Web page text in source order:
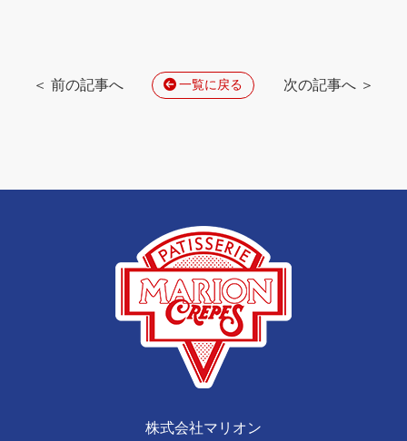
＜ 前の記事へ 一覧に戻る 次の記事へ ＞
株式会社マリオン